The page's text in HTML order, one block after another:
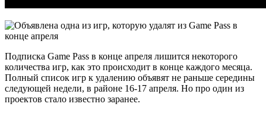
Подписка Game Pass в конце апреля лишится некоторого
количества игр, как это происходит в конце каждого месяца.
Полный список игр к удалению объявят не раньше середины
следующей недели, в районе 16-17 апреля. Но про один из
проектов стало известно заранее.